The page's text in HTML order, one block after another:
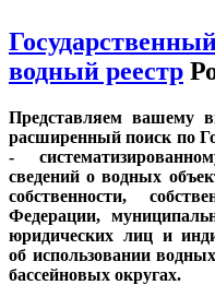
водный реестр
Представляем вашему
расширенный поиск по
-
сведений о водных
собственности,
Федерации,
юридических лиц и
об использовании
бассейновых округах.